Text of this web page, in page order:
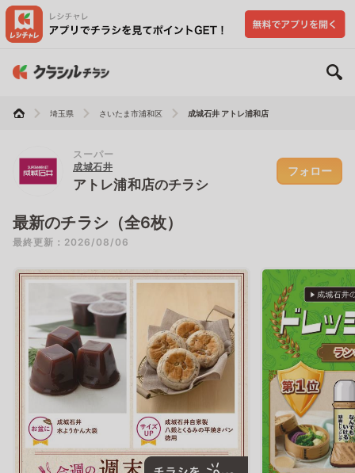
埼玉県 さいたま市浦和区 成城石井 アトレ浦和店
スーパー
成城石井
アトレ浦和店のチラシ
フォロー
最新のチラシ（全6枚）
最終更新：2026/08/06